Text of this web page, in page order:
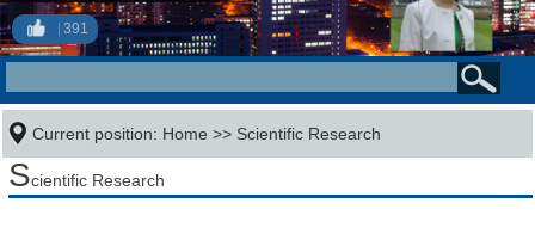
391
Current position: Home >> Scientific Research
Scientific Research